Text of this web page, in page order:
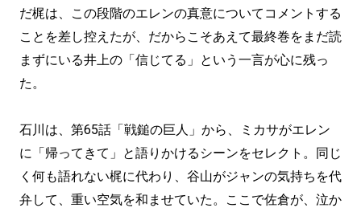
だ梶は、この段階のエレンの真意についてコメントする
ことを差し控えたが、だからこそあえて最終巻をまだ読
まずにいる井上の「信じてる」という一言が心に残っ
た。
石川は、第65話「戦鎚の巨人」から、ミカサがエレン
に「帰ってきて」と語りかけるシーンをセレクト。同じ
く何も語れない梶に代わり、谷山がジャンの気持ちを代
弁して、重い空気を和ませていた。ここで佐倉が、泣か